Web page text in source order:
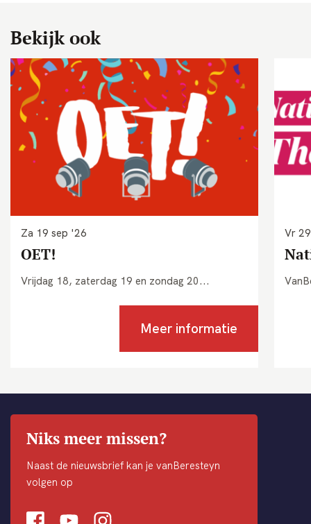
Bekijk ook
Za 19 sep '26
OET!
Vrijdag 18, zaterdag 19 en zondag 20...
Meer informatie
Vr
Niks meer missen?
Naast de nieuwsbrief kan je vanBeresteyn
volgen op
FacebookYoutubeInstagram